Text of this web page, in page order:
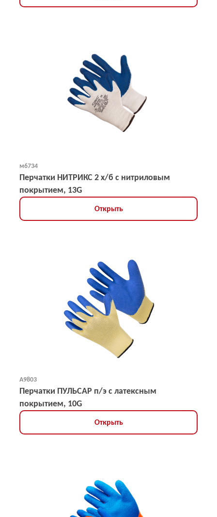
м6734
Перчатки НИТРИКС 2 х/б с нитриловым
покрытием, 13G
Открыть
А9803
Перчатки ПУЛЬСАР п/э с латексным
покрытием, 10G
Открыть